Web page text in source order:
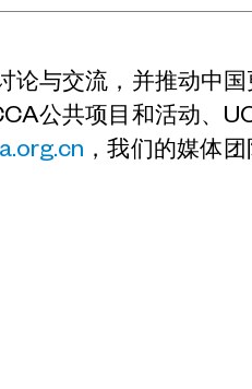
与交流，并推动中国
公共项目和活动、
，我们的媒体